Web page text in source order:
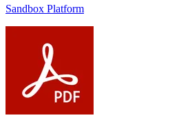
Sandbox Platform